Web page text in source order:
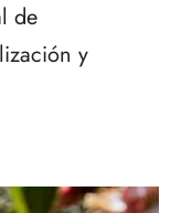
de
y